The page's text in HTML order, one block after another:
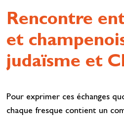
Rencontre
et
judaïsme et
Pour exprimer ces échanges
chaque fresque contient un